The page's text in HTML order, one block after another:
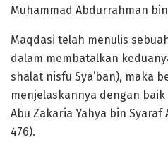
Muhammad Abdurrahman
Maqdasi telah menulis
dalam membatalkan
shalat nisfu Sya’ban), maka
menjelaskannya dengan baik
Abu Zakaria Yahya bin Syaraf
476).